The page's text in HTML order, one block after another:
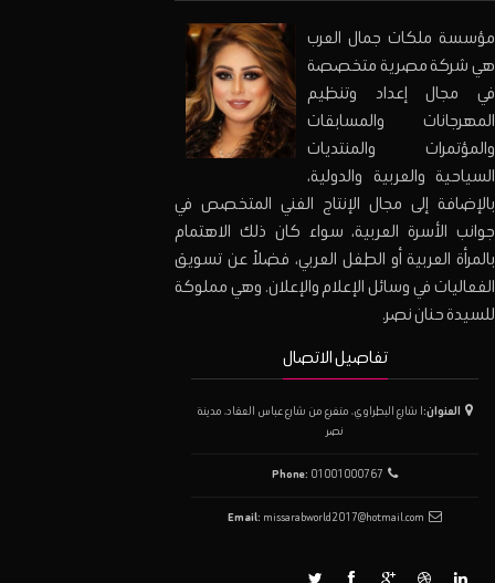
مؤسسة ملكات جمال العرب
هي شركة مصرية متخصصة
في مجال إعداد وتنظيم
المهرجانات والمسابقات
والمؤتمرات والمنتديات
السياحية والعربية والدولية،
بالإضافة إلى مجال الإنتاج الفني المتخصص في
جوانب الأسرة العربية، سواء كان ذلك الاهتمام
بالمرأة العربية أو الطفل العربي، فضلاً عن تسويق
الفعاليات في وسائل الإعلام والإعلان. وهي مملوكة
للسيدة حنان نصر.
تفاصيل الاتصال
العنوان: ١ شارع البطراوي، متفرع من شارع عباس العقاد، مدينة
نصر
Phone: 01001000767
Email: missarabworld2017@hotmail.com